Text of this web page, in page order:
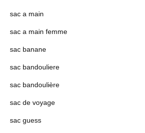
sac a main
sac a main femme
sac banane
sac bandouliere
sac bandoulière
sac de voyage
sac guess